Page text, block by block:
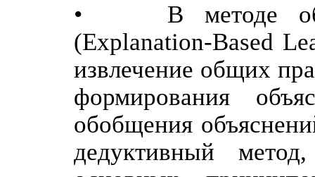
• В методе
(Explanation-Based
извлечение общих
формирования
обобщения
дедуктивный